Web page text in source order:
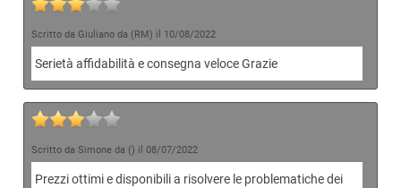
Scritto da Giuliano da (RM) il 10/08/2022
Serietà affidabilità e consegna veloce Grazie
Scritto da Simone da () il 08/07/2022
Prezzi ottimi e disponibili a risolvere le problematiche dei